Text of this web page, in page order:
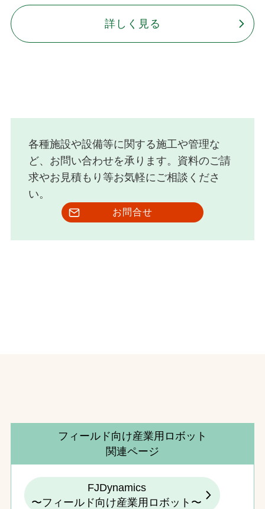
詳しく見る
各種施設や設備等に関する施工や管理な
ど、お問い合わせを承ります。資料のご請
求やお見積もり等お気軽にご相談くださ
い。
お問合せ
フィールド向け産業用ロボット
関連ページ
FJDynamics
〜フィールド向け産業用ロボット〜